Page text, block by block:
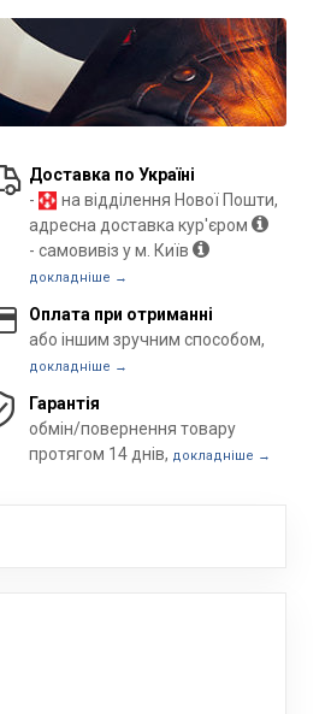
Доставка по Україні
-
на відділення Нової Пошти,
адресна доставка кур'єром
- самовивіз у м. Київ
докладніше →
Оплата при отриманні
або іншим зручним способом,
докладніше →
Гарантія
обмін/повернення товару
протягом 14 днів, докладніше →